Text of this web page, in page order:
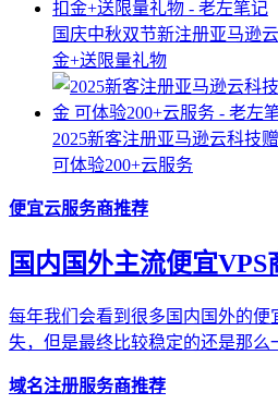
国庆中秋双节新注册亚马逊
金+送限量礼物
2025新客注册亚马逊云科技
可体验200+云服务
便宜云服务商推荐
国内国外主流便宜VPS
每年我们会看到很多国内国外的便
失，但是最终比较稳定的还是那么
域名注册服务商推荐